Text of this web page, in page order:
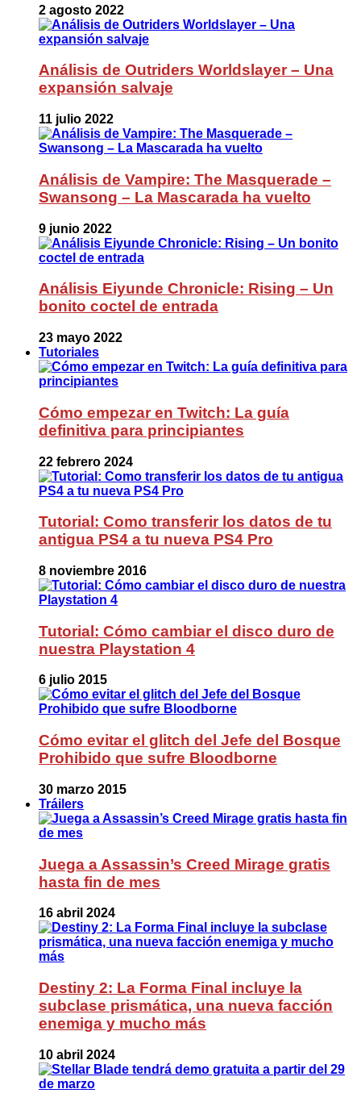
2 agosto 2022
Análisis de Outriders Worldslayer – Una
expansión salvaje
11 julio 2022
Análisis de Vampire: The Masquerade –
Swansong – La Mascarada ha vuelto
9 junio 2022
Análisis Eiyunde Chronicle: Rising – Un
bonito coctel de entrada
23 mayo 2022
Tutoriales
Cómo empezar en Twitch: La guía
definitiva para principiantes
22 febrero 2024
Tutorial: Como transferir los datos de tu
antigua PS4 a tu nueva PS4 Pro
8 noviembre 2016
Tutorial: Cómo cambiar el disco duro de
nuestra Playstation 4
6 julio 2015
Cómo evitar el glitch del Jefe del Bosque
Prohibido que sufre Bloodborne
30 marzo 2015
Tráilers
Juega a Assassin’s Creed Mirage gratis
hasta fin de mes
16 abril 2024
Destiny 2: La Forma Final incluye la
subclase prismática, una nueva facción
enemiga y mucho más
10 abril 2024